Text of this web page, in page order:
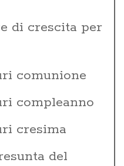
di crescita per
comunione
compleanno
cresima
del